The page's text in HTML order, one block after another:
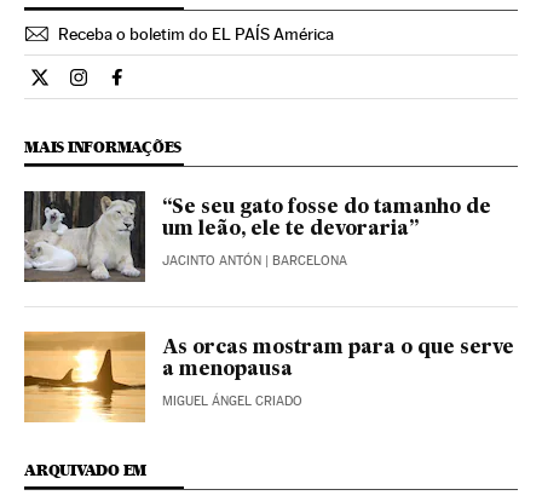
Receba o boletim do EL PAÍS América
Ciencia El País Brasil en Twitter
Ciencia El País Brasil en Instagram
Ciencia El País Brasil en Facebook
MAIS INFORMAÇÕES
“Se seu gato fosse do tamanho de
um leão, ele te devoraria”
JACINTO ANTÓN | BARCELONA
As orcas mostram para o que serve
a menopausa
MIGUEL ÁNGEL CRIADO
ARQUIVADO EM